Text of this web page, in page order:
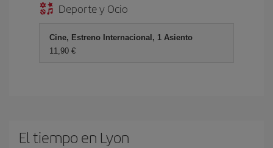
Deporte y Ocio
Cine, Estreno Internacional, 1 Asiento
11,90 €
El tiempo en Lyon